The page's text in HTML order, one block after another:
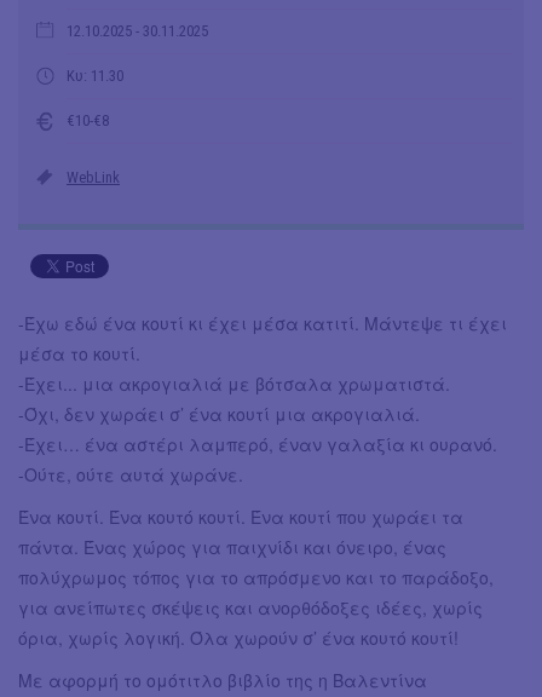
12.10.2025 - 30.11.2025
Κυ: 11.30
€10-€8
WebLink
-Έχω εδώ ένα κουτί κι έχει μέσα κατιτί. Μάντεψε τι έχει
μέσα το κουτί.
-Έχει... μια ακρογιαλιά με βότσαλα χρωματιστά.
-Όχι, δεν χωράει σ’ ένα κουτί μια ακρογιαλιά.
-Έχει… ένα αστέρι λαμπερό, έναν γαλαξία κι ουρανό.
-Ούτε, ούτε αυτά χωράνε.
Ένα κουτί. Ένα κουτό κουτί. Ένα κουτί που χωράει τα
πάντα. Ένας χώρος για παιχνίδι και όνειρο, ένας
πολύχρωμος τόπος για το απρόσμενο και το παράδοξο,
για ανείπωτες σκέψεις και ανορθόδοξες ιδέες, χωρίς
όρια, χωρίς λογική. Όλα χωρούν σ’ ένα κουτό κουτί!
Με αφορμή το ομότιτλο βιβλίο της η Βαλεντίνα